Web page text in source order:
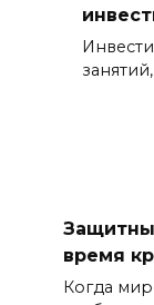
время
Когда